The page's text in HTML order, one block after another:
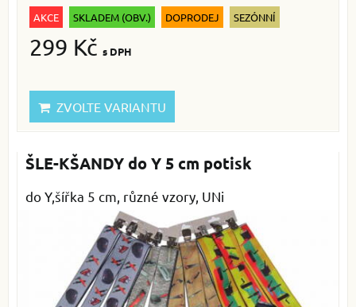
AKCE SKLADEM (OBV.) DOPRODEJ SEZÓNNÍ
299 Kč s DPH
ZVOLTE VARIANTU
ŠLE-KŠANDY do Y 5 cm potisk
do Y,šířka 5 cm, různé vzory, UNi